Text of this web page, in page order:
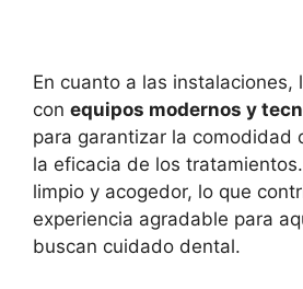
En cuanto a las instalaciones,
con equipos modernos y
para garantizar la comodidad
la eficacia de los
limpio y acogedor, lo que
experiencia agradable para
buscan cuidado dental.